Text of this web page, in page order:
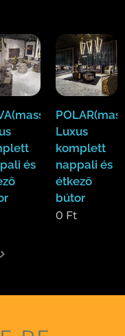
és
Luxus
komplett
nappali és
étkező
bútor
0 Ft